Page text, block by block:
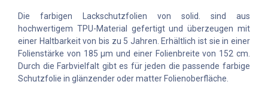
Die farbigen Lackschutzfolien von solid. sind aus
hochwertigem TPU-Material gefertigt und überzeugen mit
einer Haltbarkeit von bis zu 5 Jahren. Erhältlich ist sie in einer
Folienstärke von 185 µm und einer Folienbreite von 152 cm.
Durch die Farbvielfalt gibt es für jeden die passende farbige
Schutzfolie in glänzender oder matter Folienoberfläche.